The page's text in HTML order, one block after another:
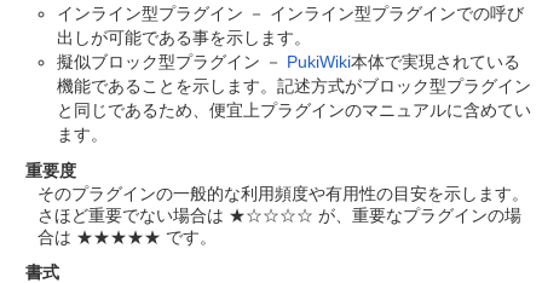
インライン型プラグイン － インライン型プラグインでの呼び
出しが可能である事を示します。
擬似ブロック型プラグイン － PukiWiki本体で実現されている
機能であることを示します。記述方式がブロック型プラグイン
と同じであるため、便宜上プラグインのマニュアルに含めてい
ます。
重要度
そのプラグインの一般的な利用頻度や有用性の目安を示します。
さほど重要でない場合は ★☆☆☆☆ が、重要なプラグインの場
合は ★★★★★ です。
書式